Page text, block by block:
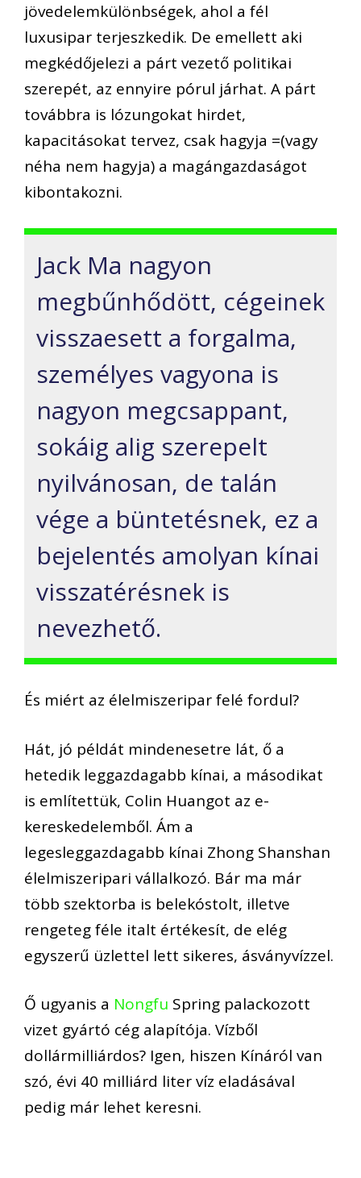
jövedelemkülönbségek, ahol a fél
luxusipar terjeszkedik. De emellett aki
megkédőjelezi a párt vezető politikai
szerepét, az ennyire pórul járhat. A párt
továbbra is lózungokat hirdet,
kapacitásokat tervez, csak hagyja =(vagy
néha nem hagyja) a magángazdaságot
kibontakozni.
Jack Ma nagyon
megbűnhődött, cégeinek
visszaesett a forgalma,
személyes vagyona is
nagyon megcsappant,
sokáig alig szerepelt
nyilvánosan, de talán
vége a büntetésnek, ez a
bejelentés amolyan kínai
visszatérésnek is
nevezhető.
És miért az élelmiszeripar felé fordul?
Hát, jó példát mindenesetre lát, ő a
hetedik leggazdagabb kínai, a másodikat
is említettük, Colin Huangot az e-
kereskedelemből. Ám a
legesleggazdagabb kínai Zhong Shanshan
élelmiszeripari vállalkozó. Bár ma már
több szektorba is belekóstolt, illetve
rengeteg féle italt értékesít, de elég
egyszerű üzlettel lett sikeres, ásványvízzel.
Ő ugyanis a Nongfu Spring palackozott
vizet gyártó cég alapítója. Vízből
dollármilliárdos? Igen, hiszen Kínáról van
szó, évi 40 milliárd liter víz eladásával
pedig már lehet keresni.